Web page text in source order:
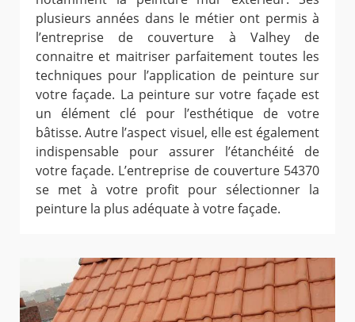
plusieurs années dans le métier ont permis à
l’entreprise de couverture à Valhey de
connaitre et maitriser parfaitement toutes les
techniques pour l’application de peinture sur
votre façade. La peinture sur votre façade est
un élément clé pour l’esthétique de votre
bâtisse. Autre l’aspect visuel, elle est également
indispensable pour assurer l’étanchéité de
votre façade. L’entreprise de couverture 54370
se met à votre profit pour sélectionner la
peinture la plus adéquate à votre façade.